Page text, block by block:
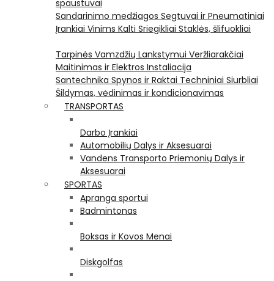
spaustuvai
Sandarinimo medžiagos Segtuvai ir Pneumatiniai
Įrankiai Vinims Kalti Sriegikliai Staklės, šlifuokliai
Tarpinės Vamzdžių Lankstymui Veržliarakčiai
Maitinimas ir Elektros Instaliacija
Santechnika Spynos ir Raktai Techniniai Siurbliai
Šildymas, vėdinimas ir kondicionavimas
TRANSPORTAS
Darbo Įrankiai
Automobilių Dalys ir Aksesuarai
Vandens Transporto Priemonių Dalys ir
Aksesuarai
SPORTAS
Apranga sportui
Badmintonas
Boksas ir Kovos Menai
Diskgolfas